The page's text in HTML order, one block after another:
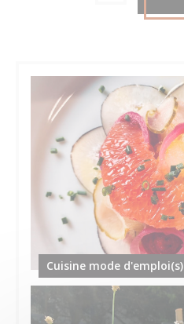
Cuisine mode d'emploi(s)